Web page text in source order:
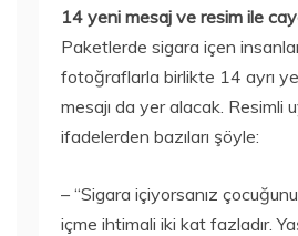
14 yeni mesaj ve resim ile
Paketlerde sigara içen
fotoğraflarla birlikte 14 ayrı
mesajı da yer alacak. Resimli
ifadelerden bazıları şöyle:
– “Sigara içiyorsanız
içme ihtimali iki kat fazladır.